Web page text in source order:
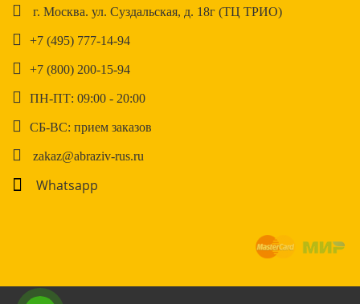
г. Москва. ул. Суздальская, д. 18г (ТЦ ТРИО)
+7 (495) 777-14-94
+7 (800) 200-15-94
ПН-ПТ: 09:00 - 20:00
СБ-ВС: прием заказов
zakaz@abraziv-rus.ru
Whatsapp